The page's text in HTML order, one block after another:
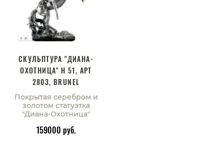
СКУЛЬПТУРА "ДИАНА-
ОХОТНИЦА" H 51, АРТ
2803, BRUNEL
Покрытая серебром и
золотом статуэтка
"Диана-Охотница"
159000 руб.